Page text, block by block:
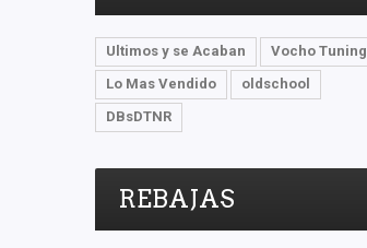
Valeo(2)
VIEW MAX(1)
Volkswagen (Original)(60)
Wagner(1)
Yokomitsu(23)
Ultimos y se Acaban
Vocho Tuning
Lo Mas Vendido
oldschool
DBsDTNR
REBAJAS